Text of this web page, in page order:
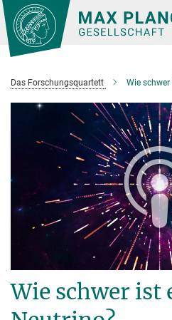
Hauptinhalt
Das Forschungsquartett Wie
Wie schwer ist